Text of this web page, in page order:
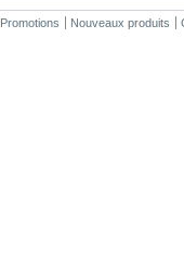
Promotions Nouveaux produits